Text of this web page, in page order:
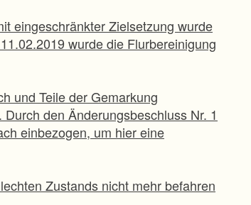
eingeschränkter Zielsetzung wurde
wurde die Flurbereinigung
und Teile der Gemarkung
den Änderungsbeschluss Nr. 1
einbezogen, um hier eine
Zustands nicht mehr befahren